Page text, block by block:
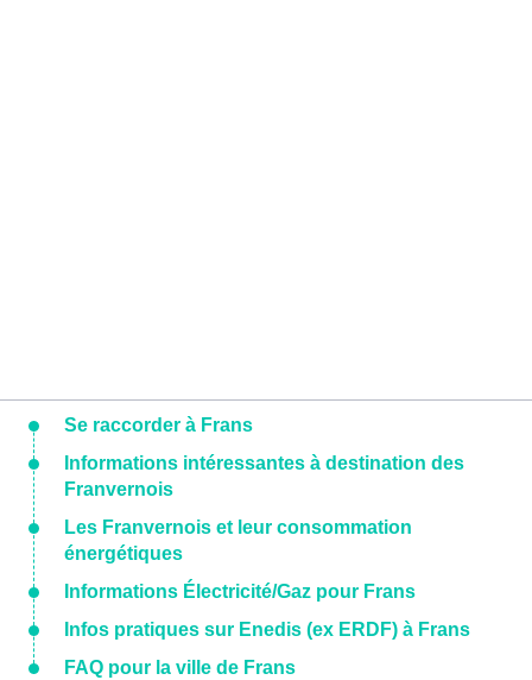
Se raccorder à Frans
Informations intéressantes à destination des
Franvernois
Les Franvernois et leur consommation
énergétiques
Informations Électricité/Gaz pour Frans
Infos pratiques sur Enedis (ex ERDF) à Frans
FAQ pour la ville de Frans